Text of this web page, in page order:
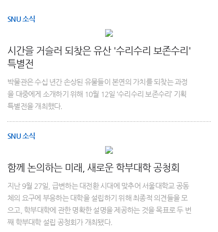
SNU 소식
시간을 거슬러 되찾은 유산 '수리수리 보존수리'
특별전
박물관은 수십 년간 손상된 유물들이 본연의 가치를 되찾는 과정
을 대중에게 소개하기 위해 10월 12일 ‘수리수리 보존수리’ 기획
특별전을 개최했다.
SNU 소식
함께 논의하는 미래, 새로운 학부대학 공청회
지난 9월 27일, 급변하는 대전환 시대에 맞추어 서울대학교 공동
체의 요구에 부응하는 대학을 설립하기 위해 최종적 의견들을 모
으고, 학부대학에 관한 명확한 설명을 제공하는 것을 목표로 두 번
째 학부대학 설립 공청회가 개최됐다.